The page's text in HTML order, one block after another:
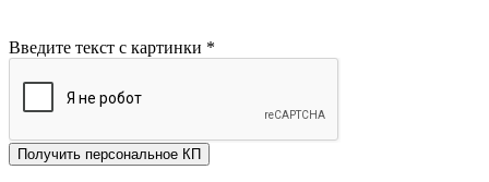
Введите текст с картинки *
Получить персональное КП